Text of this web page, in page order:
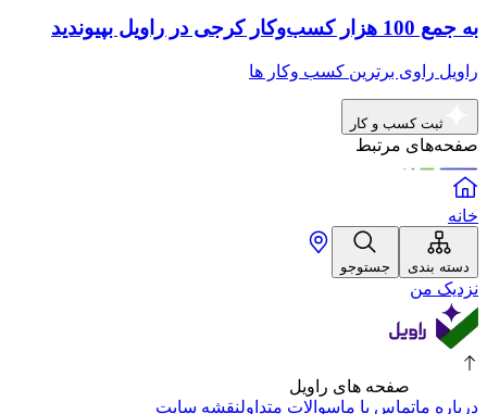
به جمع 100 هزار کسب‌وکار کرجی در راویل بپیوندید
راویل راوی برترین کسب وکار ها
ثبت کسب و کار
صفحه‌های مرتبط
خانه
دسته بندی جستوجو
نزدیک من
صفحه های راویل
درباره ماتماس با ماسوالات متداولنقشه سایت